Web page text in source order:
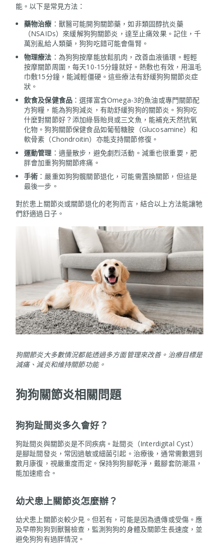
能。以下是常見方法：
藥物治療 ：獸醫可能開狗關節藥，如非類固醇抗炎藥
（NSAIDs）來緩解狗狗關節炎，達至止痛效果。記住，千
萬別亂給人類藥，狗狗吃錯可能會傷腎。
物理療法 ：為狗狗按摩能放鬆肌肉，改善血液循環。輕輕
按摩關節周圍，每天10-15分鐘就好。熱敷也有效，用溫毛
巾敷15分鐘，能減輕僵硬。這些療法有舒緩狗狗關節炎症
狀。
飲食及保健食品 ：選擇富含Omega-3的魚油或專門關節配
方狗糧，能為狗狗減炎，有助舒緩狗狗的關節炎。狗狗吃
什麼對關節好？添加綠唇貽貝或三文魚，能補充天然抗氧
化物。狗狗關節保健食品如葡萄糖胺（Glucosamine）和
軟骨素（Chondroitin）亦能支持關節修復。
運動管理 ：適量散步，避免劇烈活動。減重也很重要，肥
胖會加重狗狗關節疼痛。
手術 ：嚴重如狗狗髖關節退化，可能需置換關節，但這是
最後一步。
對於患上關節炎或關節退化的老狗而言，結合以上方法能讓牠
們舒適過日子。
狗關節炎大多數情況都能透過多方面管理來改善。治療目標是
減痛、減炎和維持關節功能。
狗狗關節炎相關問題
狗狗趾間炎多久會好？
狗趾間炎與關節炎是不同疾病。趾間炎（Interdigital Cyst）
是腳趾間發炎，常因過敏或細菌引起。治療後，通常需數週到
數月康復，視嚴重度而定。保持狗狗腳乾淨，戴腳套防潮濕，
能加速癒合。
幼犬患上關節炎怎麼辦？
幼犬患上關節炎較少見。但若有，可能是因為遺傳或受傷。應
及早帶狗狗到獸醫檢查，監測狗狗的身體及關節生長速度，並
避免狗狗有過胖情況。